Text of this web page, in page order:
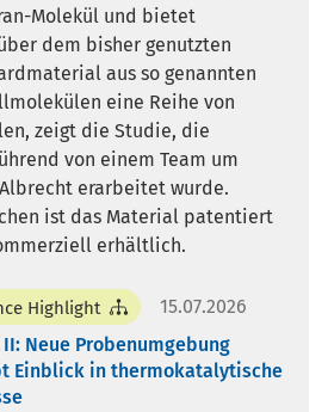
Molekül und bietet
dem bisher genutzten
aus so genannten
eine Reihe von
zeigt die Studie, die
von einem Team um
erarbeitet wurde.
ist das Material patentiert
erhältlich.
Highlight
15.07.2026
II: Neue Probenumgebung
Einblick in thermokatalytische